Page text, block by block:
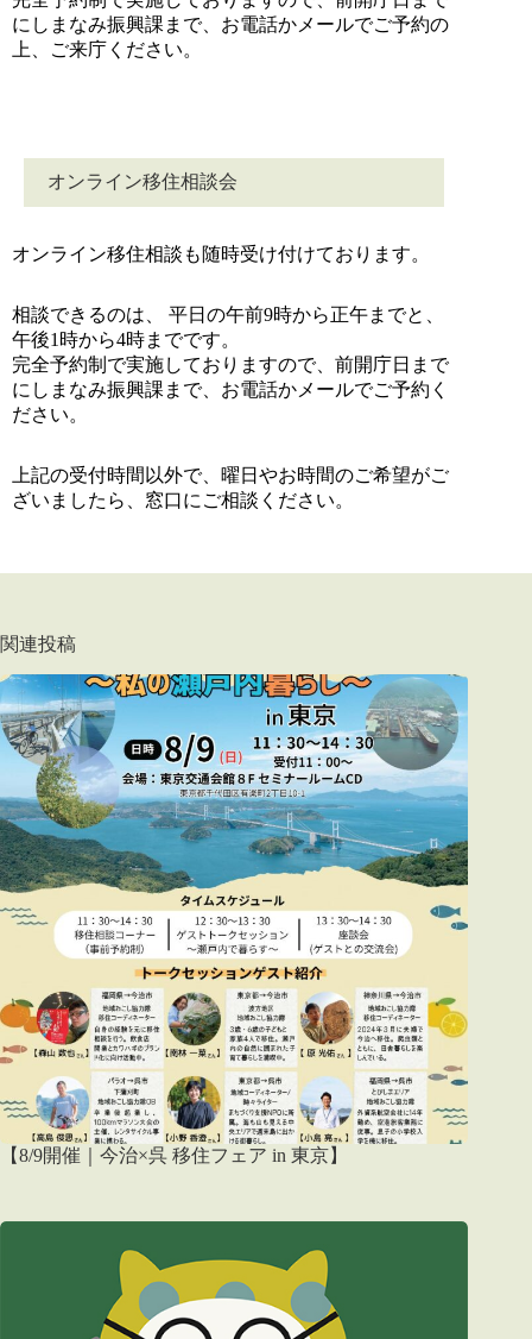
にしまなみ振興課まで、お電話かメールでご予約の
上、ご来庁ください。
オンライン移住相談会
オンライン移住相談も随時受け付けております。
相談できるのは、 平日の午前9時から正午までと、
午後1時から4時までです。
完全予約制で実施しておりますので、前開庁日まで
にしまなみ振興課まで、お電話かメールでご予約く
ださい。
上記の受付時間以外で、曜日やお時間のご希望がご
ざいましたら、窓口にご相談ください。
関連投稿
【8/9開催｜今治×呉 移住フェア in 東京】